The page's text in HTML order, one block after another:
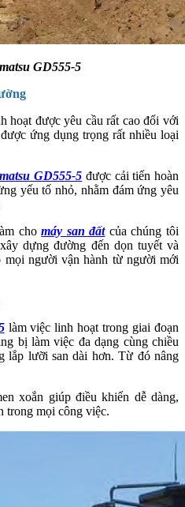
GD555-5
hoạt được yêu cầu rất cao đối với
ứng dụng trọng rất nhiều loại
GD555-5 được cải tiến hoàn
yếu tố nhỏ, nhằm đám ứng yêu
chomáy san đấtcủa chúng tôi
dựng đường đến dọn tuyết và
mọi người vận hành từ người mới
làm việc linh hoạt trong giai đoạn
bị làm việc đa dạng cùng chiều
lắp lưỡi san dài hơn. Từ đó nâng
xoắn giúp điều khiển dễ dàng,
trong mọi công việc.